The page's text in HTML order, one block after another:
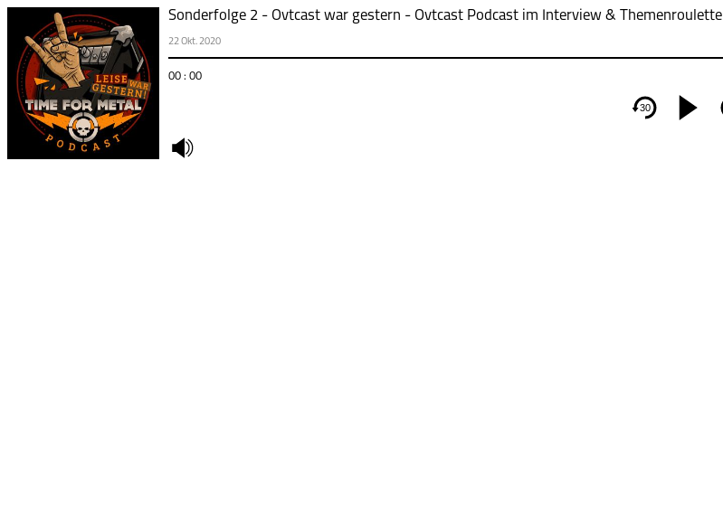
Sonderfolge 2 - Ovtcast war gestern - Ovtcast Podcast im Interview & Themenroulette
22 Okt. 2020
00 : 00
30